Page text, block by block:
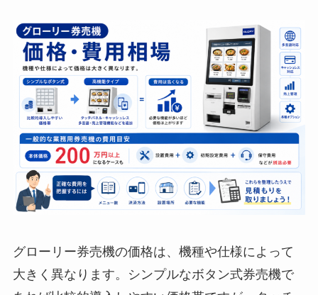
グローリー券売機の価格は、機種や仕様によって
大きく異なります。シンプルなボタン式券売機で